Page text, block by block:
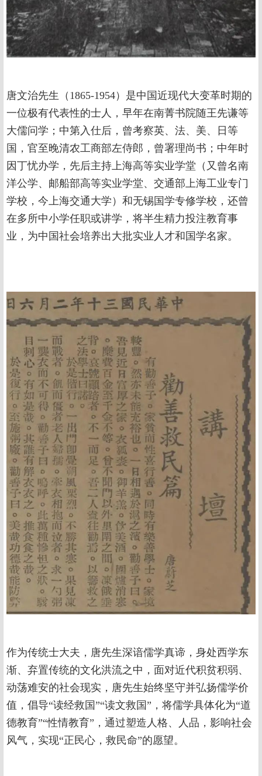
唐文治先生（1865-1954）是中国近现代大变革时期的
一位极有代表性的士人，早年在南菁书院随王先谦等
大儒问学；中第入仕后，曾考察英、法、美、日等
国，官至晚清农工商部左侍郎，曾署理尚书；中年时
因丁忧办学，先后主持上海高等实业学堂（又曾名南
洋公学、邮船部高等实业学堂、交通部上海工业专门
学校，今上海交通大学）和无锡国学专修学校，还曾
在多所中小学任职或讲学，将半生精力投注教育事
业，为中国社会培养出大批实业人才和国学名家。
作为传统士大夫，唐先生深谙儒学真谛，身处西学东
渐、弃置传统的文化洪流之中，面对近代积贫积弱、
动荡难安的社会现实，唐先生始终坚守并弘扬儒学价
值，倡导“读经救国”“读文救国”，将儒学具体化为“道
德教育”“性情教育”，通过塑造人格、人品，影响社会
风气，实现“正民心，救民命”的愿望。